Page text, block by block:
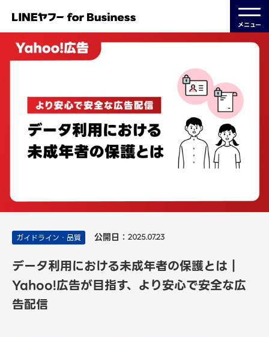
メニュー
ガイドライン・品質 公開日： 2025.07.23
データ利用における未成年者の保護とは｜
Yahoo!広告が目指す、より安心で安全な広
告配信